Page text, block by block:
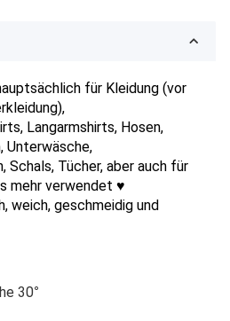
für Kleidung (vor
Langarmshirts, Hosen,
Unterwäsche,
Schals, Tücher, aber auch für
mehr verwendet ♥
weich, geschmeidig und
30°